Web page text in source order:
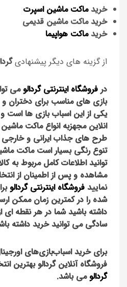
خریدماکت ماشین اسپرت
خرید ماکت ماشین قدیمی
خریدماکت هواپیما
از گزینه های دیگر پیشنهادی
در فروشگاه اینترنتی گردالومی
بازی های مناسب برای دختران
یکی از این اسباب بازی ها است
انلاین مجهزبه انواعماکت ماشین
طرح های جذاب ایرانی و خارجی
تنوع رنگی بسیار استماکت
توانید اطلاعات کامل مربوط به
مشاهده و پس از اطمینان از
نمایید فروشگاه اینترنتی گردالو
شده را در کمترین زمان ممکن
داشته باشید شما در هر نقطه ای
سادگی می توانید خرید داشته
برای خرید اسباب‌بازی‌های
فروشگاه آنلاین گردالو بهترین
گردالومی باشد.